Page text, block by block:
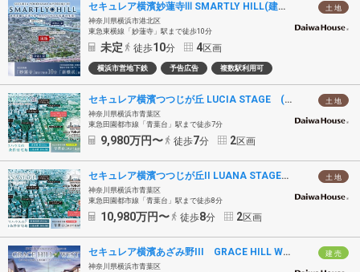
土 地
セキュレア横濱妙蓮寺Ⅲ SMARTLY HILL(建築条件付宅地分譲)
神奈川県横浜市港北区
東急東横線「妙蓮寺」駅まで徒歩10分
未定 徒歩10分 4区画
横浜市営地下鉄 予告広告 複数駅利用可
土 地
セキュレア横濱つつじが丘 LUCIA STAGE (建築条件付宅地分譲)
神奈川県横浜市青葉区
東急田園都市線「青葉台」駅まで徒歩7分
9,980万円〜 徒歩7分 2区画
土 地
セキュレア横濱つつじが丘II LUANA STAGE (建築条件付宅地分譲)
神奈川県横浜市青葉区
東急田園都市線「青葉台」駅まで徒歩8分
10,980万円〜 徒歩8分 2区画
建 売
セキュレア横濱あざみ野III GRACE HILL WEST(分譲住宅)
神奈川県横浜市青葉区